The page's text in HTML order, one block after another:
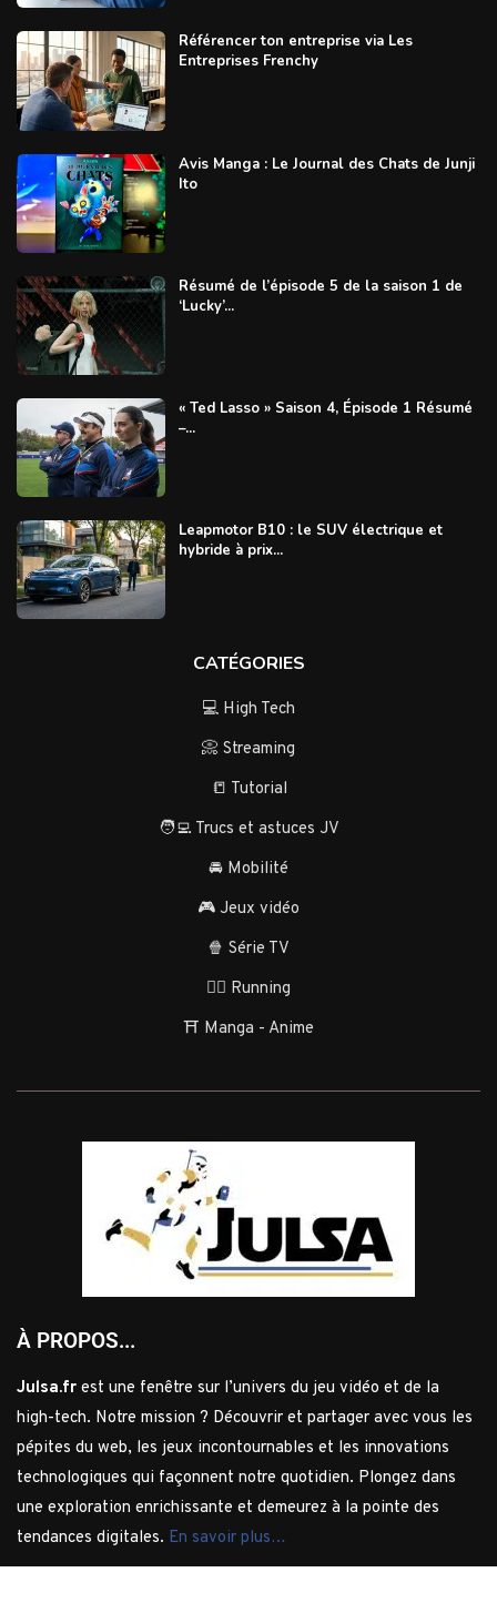
Référencer ton entreprise via Les
Entreprises Frenchy
Avis Manga : Le Journal des Chats de Junji
Ito
Résumé de l’épisode 5 de la saison 1 de
‘Lucky’...
« Ted Lasso » Saison 4, Épisode 1 Résumé
–...
Leapmotor B10 : le SUV électrique et
hybride à prix...
CATÉGORIES
💻 High Tech
📀 Streaming
📒 Tutorial
🧑‍💻 Trucs et astuces JV
🚘 Mobilité
🎮 Jeux vidéo
🍿 Série TV
🏃‍♂️ Running
⛩️ Manga - Anime
À PROPOS...
Julsa.fr est une fenêtre sur l’univers du jeu vidéo et de la
high-tech. Notre mission ? Découvrir et partager avec vous les
pépites du web, les jeux incontournables et les innovations
technologiques qui façonnent notre quotidien. Plongez dans
une exploration enrichissante et demeurez à la pointe des
tendances digitales. En savoir plus…